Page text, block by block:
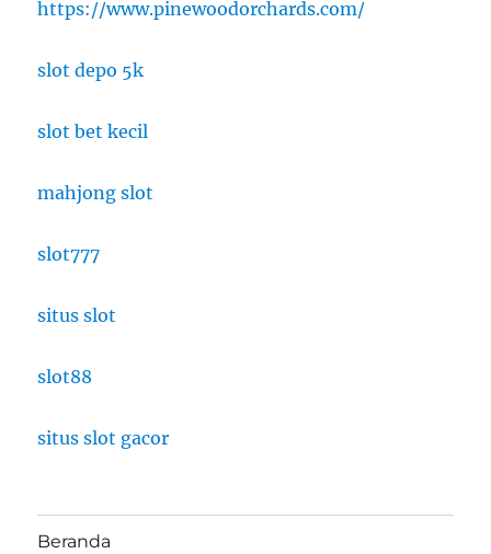
https://www.pinewoodorchards.com/
slot depo 5k
slot bet kecil
mahjong slot
slot777
situs slot
slot88
situs slot gacor
Beranda